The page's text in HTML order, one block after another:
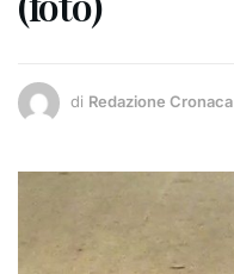
di Redazione Cronaca